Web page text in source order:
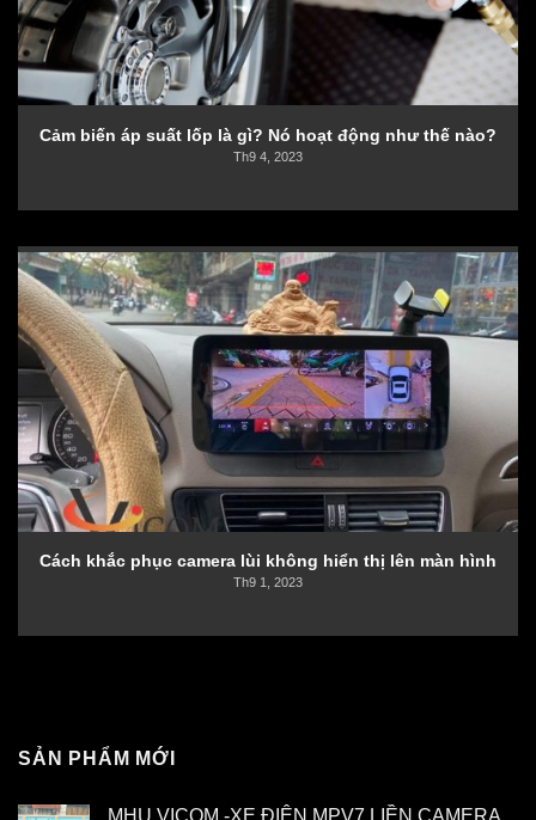
Cảm biến áp suất lốp là gì? Nó hoạt động như thế nào?
Th9 4, 2023
Cách khắc phục camera lùi không hiển thị lên màn hình
Th9 1, 2023
SẢN PHẨM MỚI
MHU VICOM -XE ĐIỆN MPV7 LIỀN CAMERA